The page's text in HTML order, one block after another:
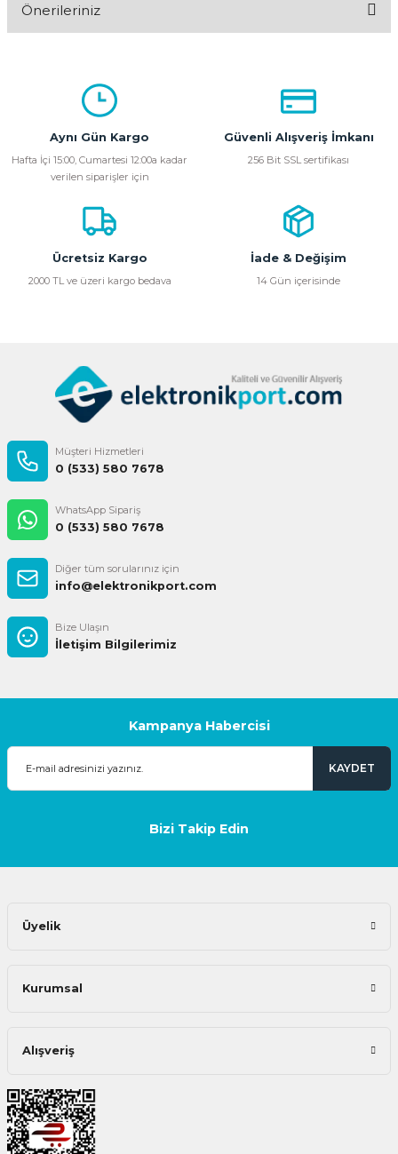
Önerileriniz
kullanarak tarafımıza iletebilirsiniz.
Görüş ve önerileriniz için teşekkür ederiz.
Ürün açıklamasında eksik bilgiler bulunuyor.
Ürün bilgilerinde hatalar bulunuyor.
Ürün fiyatı diğer sitelerden daha pahalı.
Bu ürüne benzer farklı alternatifler olmalı.
Aynı Gün Kargo
Hafta İçi 15:00, Cumartesi 12:00a kadar
verilen siparişler için
Güvenli Alışveriş İmkanı
256 Bit SSL sertifikası
Ücretsiz Kargo
2000 TL ve üzeri kargo bedava
İade & Değişim
14 Gün içerisinde
Müşteri Hizmetleri
0 (533) 580 7678
WhatsApp Sipariş
0 (533) 580 7678
Diğer tüm sorularınız için
info@elektronikport.com
Bize Ulaşın
İletişim Bilgilerimiz
Kampanya Habercisi
KAYDET
Bizi Takip Edin
Üyelik
Kurumsal
Alışveriş